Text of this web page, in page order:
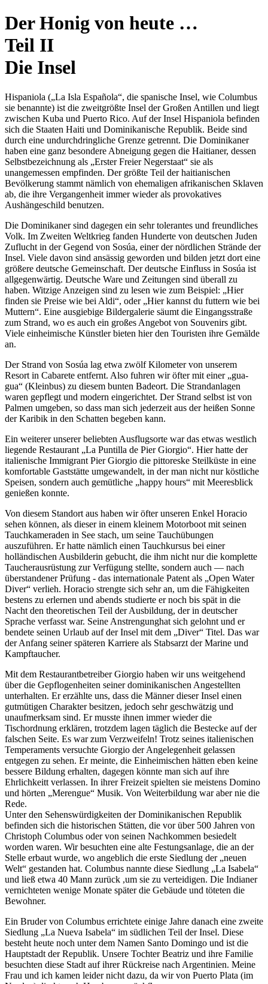
Der Honig von heute …
Teil II
Die Insel
Hispaniola ( La Isla Española , die spanische Insel, wie Columbus
sie benannte) ist die zweitgrößte Insel der Großen Antillen und liegt
zwischen Kuba und Puerto Rico. Auf der Insel Hispaniola befinden
sich die Staaten Haiti und Dominikanische Republik. Beide sind
durch eine undurchdringliche Grenze getrennt. Die Dominikaner
haben eine ganz besondere Abneigung gegen die Haitianer, dessen
Selbstbezeichnung als
Erster Freier Negerstaat
sie als
unangemessen empfinden. Der größte Teil der haitianischen
Bevölkerung stammt nämlich von ehemaligen afrikanischen Sklaven
ab, die ihre Vergangenheit immer wieder als provokatives
Aushängeschild benutzen.
Die Dominikaner sind dagegen ein sehr tolerantes und freundliches
Volk. Im Zweiten Weltkrieg fanden Hunderte von deutschen Juden
Zuflucht in der Gegend von Sosúa, einer der nördlichen Strände der
Insel. Viele davon sind ansässig geworden und bilden jetzt dort eine
größere deutsche Gemeinschaft. Der deutsche Einfluss in Sosúa ist
allgegenwärtig. Deutsche Ware und Zeitungen sind überall zu
haben. Witzige Anzeigen sind zu lesen wie zum Beispiel:
Hier
finden sie Preise wie bei Aldi , oder Hier kannst du futtern wie bei
Muttern . Eine ausgiebige Bildergalerie säumt die Eingangsstraße
zum Strand, wo es auch ein großes Angebot von Souvenirs gibt.
Viele einheimische Künstler bieten hier den Touristen ihre Gemälde
an.
Der Strand von Sosúa lag etwa zwölf Kilometer von unserem
Resort in Cabarete entfernt. Also fuhren wir öfter mit einer
gua-
gua
(Kleinbus) zu diesem bunten Badeort. Die Strandanlagen
waren gepflegt und modern eingerichtet. Der Strand selbst ist von
Palmen umgeben, so dass man sich jederzeit aus der heißen Sonne
der Karibik in den Schatten begeben kann.
Ein weiterer unserer beliebten Ausflugsorte war das etwas westlich
liegende Restaurant
La Puntilla de Pier Giorgio . Hier hatte der
italienische Immigrant Pier Giorgio die pittoreske Steilküste in eine
komfortable Gaststätte umgewandelt, in der man nicht nur köstliche
Speisen, sondern auch gemütliche
happy hours
mit Meeresblick
genießen konnte.
Von diesem Standort aus haben wir öfter unseren Enkel Horacio
sehen können, als dieser in einem kleinem Motorboot mit seinen
Tauchkameraden in See stach, um seine Tauchübungen
auszuführen. Er hatte nämlich einen Tauchkursus bei einer
holländischen Ausbilderin gebucht, die ihm nicht nur die komplette
Taucherausrüstung zur Verfügung stellte, sondern auch — nach
überstandener Prüfung - das internationale Patent als
Open Water
Diver
verlieh. Horacio strengte sich sehr an, um die Fähigkeiten
bestens zu erlernen und abends studierte er noch bis spät in die
Nacht den theoretischen Teil der Ausbildung, der in deutscher
Sprache verfasst war. Seine Anstrengunghat sich gelohnt und er
bendete seinen Urlaub auf der Insel mit dem
Diver
Titel. Das war
der Anfang seiner späteren Karriere als Stabsarzt der Marine und
Kampftaucher.
Mit dem Restaurantbetreiber Giorgio haben wir uns weitgehend
über die Gepflogenheiten seiner dominikanischen Angestellten
unterhalten. Er erzählte uns, dass die Männer dieser Insel einen
gutmütigen Charakter besitzen, jedoch sehr geschwätzig und
unaufmerksam sind. Er musste ihnen immer wieder die
Tischordnung erklären, trotzdem lagen täglich die Bestecke auf der
falschen Seite. Es war zum Verzweifeln! Trotz seines italienischen
Temperaments versuchte Giorgio der Angelegenheit gelassen
entgegen zu sehen. Er meinte, die Einheimischen hätten eben keine
bessere Bildung erhalten, dagegen könnte man sich auf ihre
Ehrlichkeitt verlassen. In ihrer Freizeit spielten sie meistens Domino
und hörten
Merengue
Musik. Von Weiterbildung war aber nie die
Rede.
Unter den Sehenswürdigkeiten der Dominikanischen Republik
befinden sich die historischen Stätten, die vor über 500 Jahren von
Christoph Columbus oder von seinen Nachkommen besiedelt
worden waren. Wir besuchten eine alte Festungsanlage, die an der
Stelle erbaut wurde, wo angeblich die erste Siedlung der neuen
Welt
gestanden hat. Columbus nannte diese Siedlung
La Isabela
und ließ etwa 40 Mann zurück ,um sie zu verteidigen. Die Indianer
vernichteten wenige Monate später die Gebäude und töteten die
Bewohner.
Ein Bruder von Columbus errichtete einige Jahre danach eine zweite
Siedlung
La Nueva Isabela
im südlichen Teil der Insel. Diese
besteht heute noch unter dem Namen Santo Domingo und ist die
Hauptstadt der Republik. Unsere Tochter Beatriz und ihre Familie
besuchten diese Stadt auf ihrer Rückreise nach Argentinien. Meine
Frau und ich kamen leider nicht dazu, da wir von Puerto Plata (im